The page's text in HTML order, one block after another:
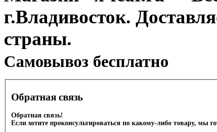
г.Владивосток.
страны.
Cамовывоз бесплатно
Обратная связь
Обратная связь!
Если хотите проконсультироваться по какому-либо товару, мы